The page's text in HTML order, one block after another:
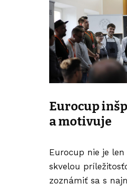
Eurocup
a motivuje
Eurocup nie je
skvelou
zoznámiť sa s